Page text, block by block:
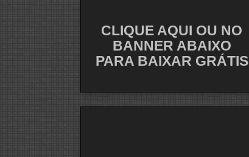
CLIQUE AQUI OU NO
BANNER ABAIXO
PARA BAIXAR GRÁTIS